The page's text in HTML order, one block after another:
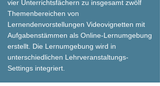
vier Unterrichtsfächern zu insgesamt zwölf
Themenbereichen von
Lernendenvorstellungen Videovignetten mit
Aufgabenstämmen als Online-Lernumgebung
erstellt. Die Lernumgebung wird in
unterschiedlichen Lehrveranstaltungs-
Settings integriert.